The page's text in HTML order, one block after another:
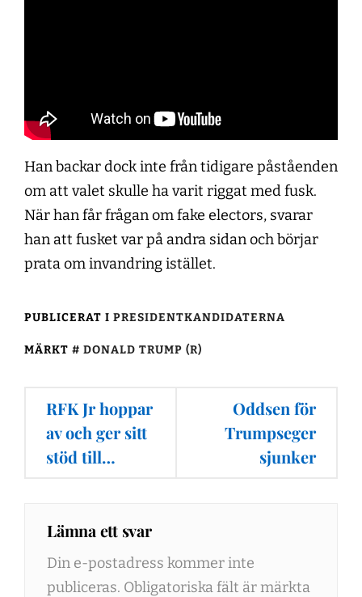
Han backar dock inte från tidigare påståenden
om att valet skulle ha varit riggat med fusk.
När han får frågan om fake electors, svarar
han att fusket var på andra sidan och börjar
prata om invandring istället.
PUBLICERAT I PRESIDENTKANDIDATERNA
MÄRKT DONALD TRUMP (R)
Inläggsnavigering
RFK Jr hoppar
av och ger sitt
stöd till…
Oddsen för
Trumpseger
sjunker
Lämna ett svar
Din e-postadress kommer inte
publiceras. Obligatoriska fält är märkta